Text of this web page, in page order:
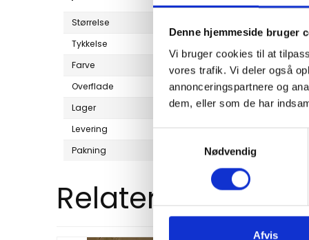
Denne hjemmeside bruger
Vi bruger cookies til at
vores trafik. Vi deler også
annonceringspartnere og
dem, eller som de har
Nødvendig
Afvis
Størrelse
Tykkelse
Farve
Dyb brun
Overflade
Slebet
Lager
Ja
Levering
Dag til dag
Pakning
1 stk. På specialpalle
Relaterede